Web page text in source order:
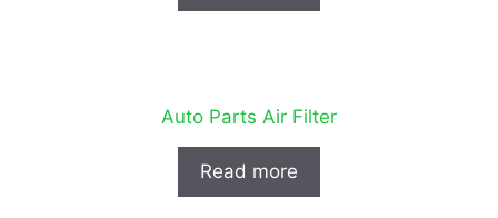
Auto Parts Air Filter
Read more